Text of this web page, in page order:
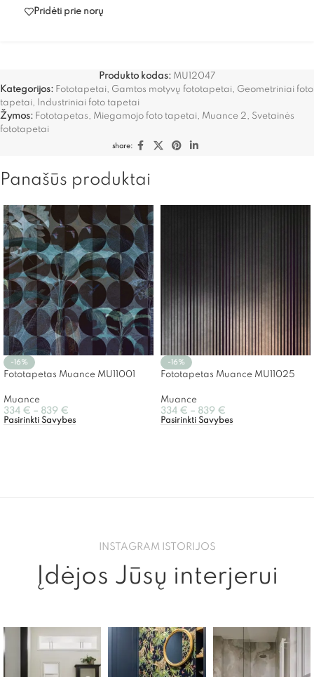
Pridėti prie norų
Produkto kodas: MU12047
Kategorijos: Fototapetai Gamtos motyvų fototapetai
Geometriniai foto
tapetai
Industriniai foto tapetai
Žymos: Fototapetas Miegamojo foto tapetai Muance 2
Svetainės
fototapetai
share:
Panašūs produktai
-16%
Fototapetas Muance MU11001
Muance
334 € – 839 €
Pasirinkti Savybes
-16%
Fototapetas Muance MU11025
Muance
334 € – 839 €
Pasirinkti Savybes
INSTAGRAM ISTORIJOS
Įdėjos Jūsų interjerui